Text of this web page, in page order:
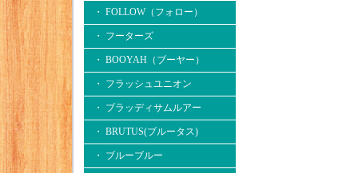
・ FOLLOW（フォロー）
・ フーターズ
・ BOOYAH（ブーヤー）
・ フラッシュユニオン
・ ブラッディサムルアー
・ BRUTUS(ブルータス)
・ ブルーブルー